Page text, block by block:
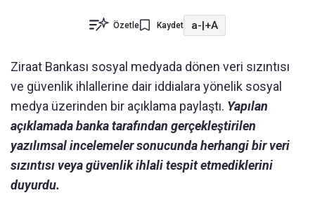
Özetle Kaydet a-|+A
Ziraat Bankası sosyal medyada dönen veri sızıntısı
ve güvenlik ihlallerine dair iddialara yönelik sosyal
medya üzerinden bir açıklama paylaştı. Yapılan
açıklamada banka tarafından gerçekleştirilen
yazılımsal incelemeler sonucunda herhangi bir veri
sızıntısı veya güvenlik ihlali tespit etmediklerini
duyurdu.